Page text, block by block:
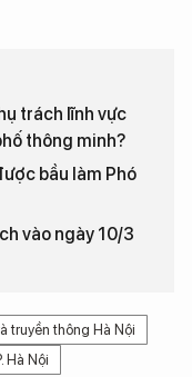
trách lĩnh vực
thông minh?
bầu làm Phó
vào ngày 10/3
truyền thông Hà Nội
Hà Nội